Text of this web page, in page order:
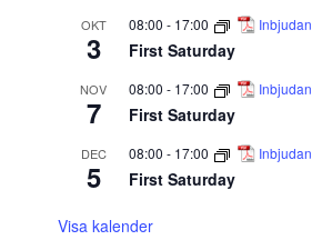
OKT
3
08:00 - 17:00 Inbjudan
First Saturday
NOV
7
08:00 - 17:00 Inbjudan
First Saturday
DEC
5
08:00 - 17:00 Inbjudan
First Saturday
Visa kalender